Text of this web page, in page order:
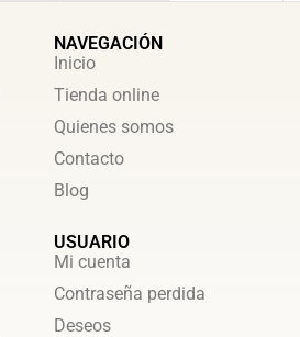
NAVEGACIÓN
Inicio
Tienda online
Quienes somos
Contacto
Blog
USUARIO
Mi cuenta
Contraseña perdida
Deseos